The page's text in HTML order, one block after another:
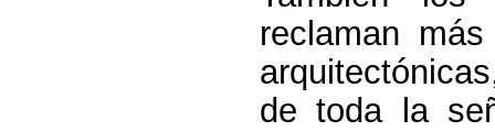
reclaman
de toda la